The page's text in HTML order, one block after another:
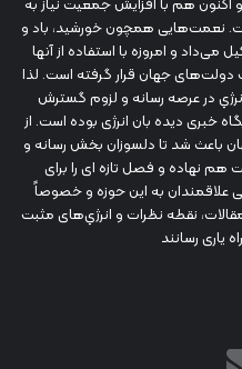
و اکنون هم با افزایش جمعیت نیاز به
نعمت‌هایی همچون خورشید، باد و
و امروزه با استفاده از آنها
دولت‌های جهان قرار گرفته است. لذا
در عرصه رسانه و لزوم گسترش
خبری دیده بان انرژی بوده است. از
باعث شد تا دلسوزان بخش رسانه و
نهاده و فصل تازه ای را برای
علاقمندان به این حوزه و خصوصاً
نقطه نظرات و انرژي‌های مثبت
یاری رسانند